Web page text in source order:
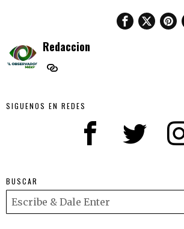
Redaccion
SIGUENOS EN REDES
BUSCAR